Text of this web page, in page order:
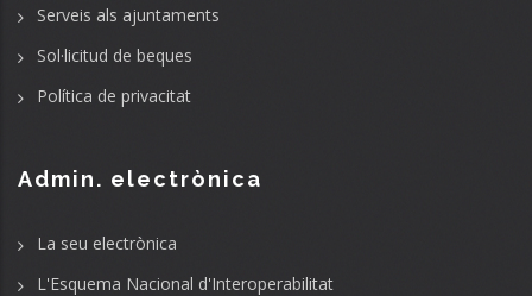
Serveis als ajuntaments
Sol·licitud de beques
Política de privacitat
Admin. electrònica
La seu electrònica
L'Esquema Nacional d'Interoperabilitat